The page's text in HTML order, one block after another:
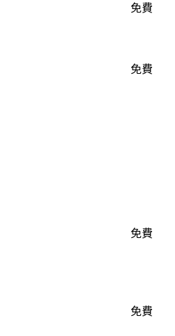
免費
免費
免費
免費